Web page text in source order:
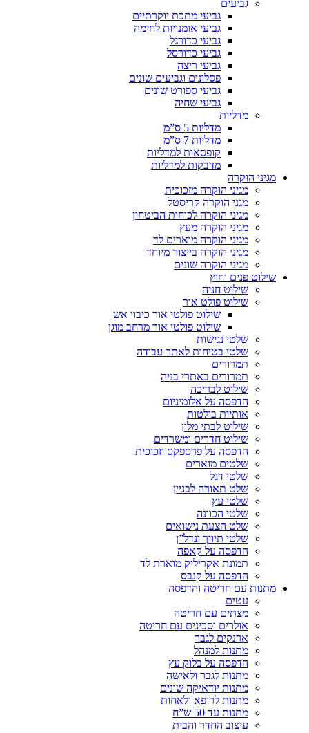
גביעים
גביעי מתכת יוקרתיים
גביעי אומנויות לחימה
גביעי כדורגל
גביעי כדורסל
גביעי ריצה
פסלונים וגביעים שונים
גביעי ספורט שונים
גביעי שחיה
מדליות
מדליות 5 ס”מ
מדליות 7 ס”מ
קופסאות למדליות
מדבקות למדליות
מגיני הוקרה
מגיני הוקרה מזכוכית
מגני הוקרה קריסטל
מגיני הוקרה לכוחות הביטחון
מגיני הוקרה מעץ
מגיני הוקרה מוארים לד
מגיני הוקרה בייצור מיוחד
מגיני הוקרה שונים
שילוט פנים וחוץ
שילוט חניה
שילוט פולט אור
שילוט פולטי אור כיבוי אש
שילוט פולטי אור מרחב מוגן
שלטי נגישות
שלטי בטיחות לאתר עבודה
תמרורים
תמרורים באתרי בניה
שילוט לבריכה
הדפסה על אלומיניום
אותיות בולטות
שילוט לבתי מלון
שילוט חדרים ומשרדים
הדפסה על פרספקס וזכוכית
שלטים מוארים
שלטי דגל
שלט תאורה לבניין
שלטי עץ
שלטי הכוונה
שלט הצעת נישואים
שלטי תיווך ונדל”ן
הדפסה על קאפה
תמונת אקריליק מוארת לד
הדפסה על קנבס
מתנות עם חריטה והדפסה
עטים
מצתים עם חריטה
אולרים וסכינים עם חריטה
ארנקים לגבר
מתנות למנהל
הדפסה על בלוק עץ
מתנות לגבר ולאישה
מתנות יודאיקה שונים
מתנות לרופא ולאחות
מתנות עד 50 ש”ח
עיצוב החדר והבית